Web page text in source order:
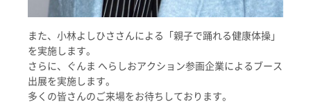
また、小林よしひささんによる「親子で踊れる健康体操」
を実施します。
さらに、ぐんま へらしおアクション参画企業によるブース
出展を実施します。
多くの皆さんのご来場をお待ちしております。